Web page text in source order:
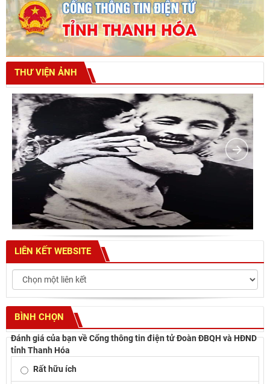
THƯ VIỆN ẢNH
LIÊN KẾT WEBSITE
BÌNH CHỌN
Đánh giá của bạn về Cổng thông tin điện tử Đoàn ĐBQH và HĐND
tỉnh Thanh Hóa
Rất hữu ích